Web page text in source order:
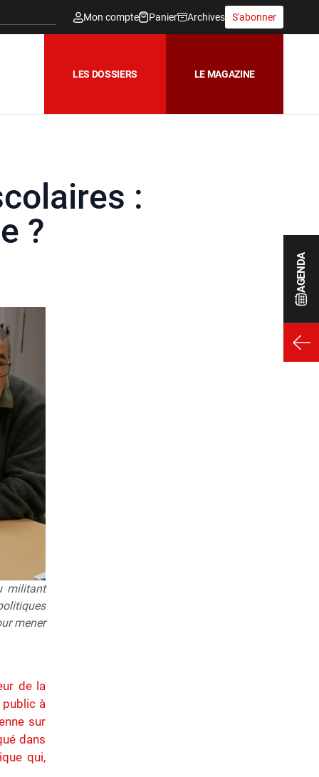
AGENDA
Mon compte Panier Archives S'abonner
LES DOSSIERS LE MAGAZINE
:
?
militant
mener
de la
public à
sur
dans
qui,